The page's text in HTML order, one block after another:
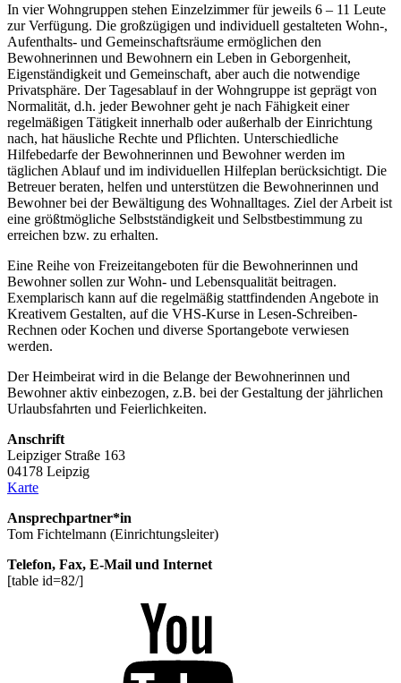
In vier Wohngruppen stehen Einzelzimmer für jeweils 6 – 11 Leute
zur Verfügung. Die großzügigen und individuell gestalteten Wohn-,
Aufenthalts- und Gemeinschaftsräume ermöglichen den
Bewohnerinnen und Bewohnern ein Leben in Geborgenheit,
Eigenständigkeit und Gemeinschaft, aber auch die notwendige
Privatsphäre. Der Tagesablauf in der Wohngruppe ist geprägt von
Normalität, d.h. jeder Bewohner geht je nach Fähigkeit einer
regelmäßigen Tätigkeit innerhalb oder außerhalb der Einrichtung
nach, hat häusliche Rechte und Pflichten. Unterschiedliche
Hilfebedarfe der Bewohnerinnen und Bewohner werden im
täglichen Ablauf und im individuellen Hilfeplan berücksichtigt. Die
Betreuer beraten, helfen und unterstützen die Bewohnerinnen und
Bewohner bei der Bewältigung des Wohnalltages. Ziel der Arbeit ist
eine größtmögliche Selbstständigkeit und Selbstbestimmung zu
erreichen bzw. zu erhalten.
Eine Reihe von Freizeitangeboten für die Bewohnerinnen und
Bewohner sollen zur Wohn- und Lebensqualität beitragen.
Exemplarisch kann auf die regelmäßig stattfindenden Angebote in
Kreativem Gestalten, auf die VHS-Kurse in Lesen-Schreiben-
Rechnen oder Kochen und diverse Sportangebote verwiesen
werden.
Der Heimbeirat wird in die Belange der Bewohnerinnen und
Bewohner aktiv einbezogen, z.B. bei der Gestaltung der jährlichen
Urlaubsfahrten und Feierlichkeiten.
Anschrift
Leipziger Straße 163
04178 Leipzig
Karte
Ansprechpartner*in
Tom Fichtelmann (Einrichtungsleiter)
Telefon, Fax, E-Mail und Internet
[table id=82/]